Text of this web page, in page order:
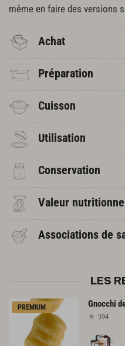
même en faire des versions
Achat
Préparation
Cuisson
Utilisation
Conservation
Valeur
Associations de
LES
PREMIUM Gnocchi
594